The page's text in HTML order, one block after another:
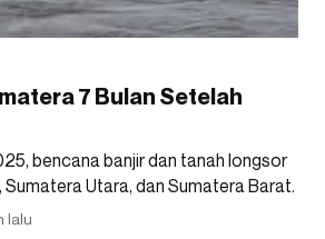
7 Bulan Setelah
bencana banjir dan tanah longsor
Utara, dan Sumatera Barat.
lalu